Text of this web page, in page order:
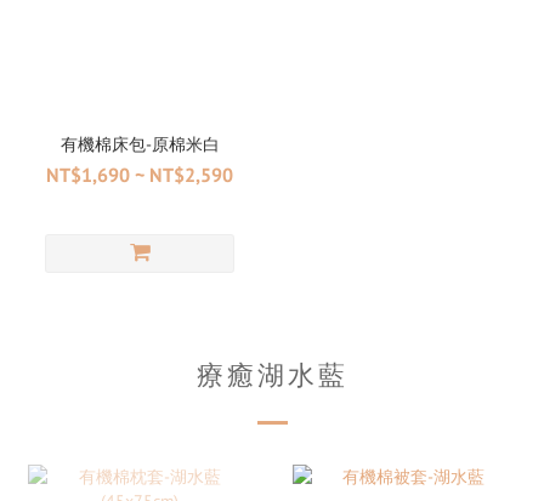
有機棉床包-原棉米白
NT$1,690 ~ NT$2,590
療癒湖水藍